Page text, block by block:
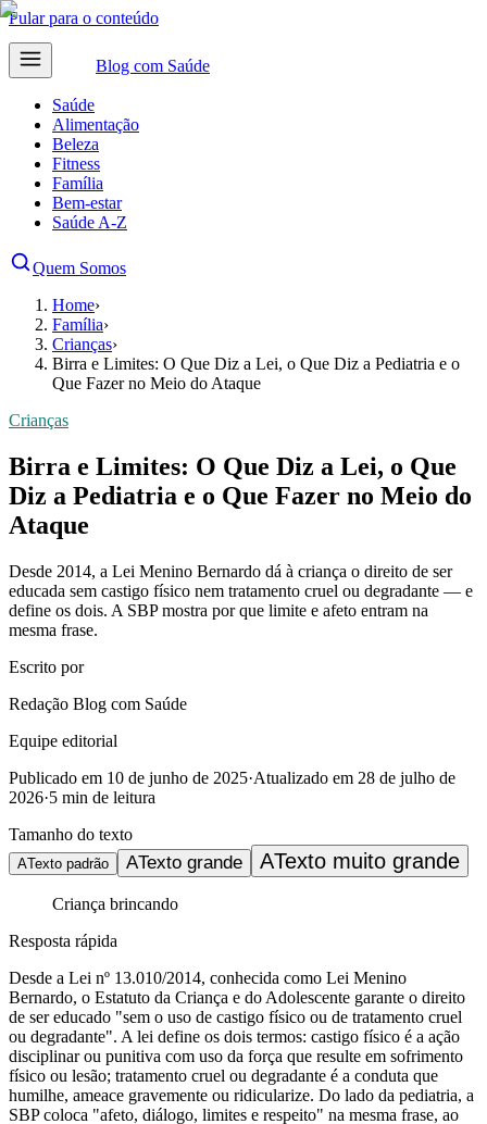
Pular para o conteúdo
Blog com Saúde
Saúde
Alimentação
Beleza
Fitness
Família
Bem-estar
Saúde A-Z
Quem Somos
Home›
Família›
Crianças›
Birra e Limites: O Que Diz a Lei, o Que Diz a Pediatria e o
Que Fazer no Meio do Ataque
Crianças
Birra e Limites: O Que Diz a Lei, o Que
Diz a Pediatria e o Que Fazer no Meio do
Ataque
Desde 2014, a Lei Menino Bernardo dá à criança o direito de ser
educada sem castigo físico nem tratamento cruel ou degradante — e
define os dois. A SBP mostra por que limite e afeto entram na
mesma frase.
Escrito por
Redação Blog com Saúde
Equipe editorial
Publicado em 10 de junho de 2025·Atualizado em 28 de julho de
2026·5 min de leitura
Tamanho do texto
ATexto padrão ATexto grande ATexto muito grande
Criança brincando
Resposta rápida
Desde a Lei nº 13.010/2014, conhecida como Lei Menino
Bernardo, o Estatuto da Criança e do Adolescente garante o direito
de ser educado "sem o uso de castigo físico ou de tratamento cruel
ou degradante". A lei define os dois termos: castigo físico é a ação
disciplinar ou punitiva com uso da força que resulte em sofrimento
físico ou lesão; tratamento cruel ou degradante é a conduta que
humilhe, ameace gravemente ou ridicularize. Do lado da pediatria, a
SBP coloca "afeto, diálogo, limites e respeito" na mesma frase, ao